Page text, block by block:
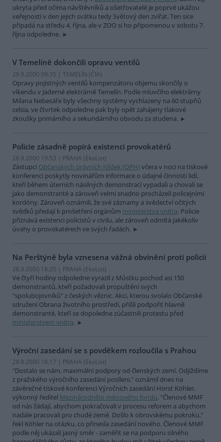
ukryta před očima návštěvníků a ošetřovatelé je poprvé ukážou
veřejnosti v den jejich svátku tedy Světový den zvířat. Ten sice
připadá na středu 4. října, ale v ZOO si ho připomenou v sobotu 7.
října odpoledne.
V Temelíně dokončili opravu ventilů
29.9.2000 09:35 | TEMELÍN (ČIA)
Opravy pojistných ventilů kompenzátoru objemu skončily o
víkendu v Jaderné elektrárně Temelín. Podle mluvčího elektrárny
Milana Nebesáře byly všechny systémy vychlazeny na 60 stupňů
celsia, ve čtvrtek odpoledne pak byly opět zahájeny tlakové
zkoušky primárního a sekundárního obvodu za studena.
Policie zásadně popírá existenci provokatérů
28.9.2000 19:53 | PRAHA (EkoList)
Zástupci Občanských právních hlídek (OPH) včera v noci na tiskové
konferenci poskytly novinářům informace o údajné činnosti lidí,
kteří během úterních násilných demonstrací vypadali a chovali se
jako demonstranté a zároveň velmi snadno procházeli policejními
kordóny. Zároveň oznámili, že své záznamy a svědectví očitých
svědků předají k prošetření orgánům ministerstva vnitra. Policie
přiznává existenci policistů v civilu, ale zároveň odmítá jakékoliv
úvahy o provokatérech ve svých řadách.
Na Perštýně byla vznesena vážná obvinění proti policii
28.9.2000 18:20 | PRAHA (EkoList)
Ve čtyři hodiny odpoledne vyrazil z Můstku pochod asi 150
demonstrantů, kteří požadovali propuštění svých
"spolubojovníků" z českých věznic. Akci, kterou svolalo Občanské
sdružení Obrana životního prostředí, přišli podpořit hlavně
demonstranté, kteří se dopoledne zúčastnili protestu před
ministerstvem vnitra.
Výroční zasedání se s povděkem rozloučila s Prahou
28.9.2000 18:17 | PRAHA (EkoList)
"Dostalo se nám, maximální podpory od členských zemí. Odjíždíme
z pražského výročního zasedání posíleni," oznámil dnes na
závěrečné tiskové konferenci Výročních zasedání Horst Köhler,
výkonný ředitel Mezinárodního měnového fondu. "Členové MMF
od nás žádají, abychom pokračovali v procesu reforem a abychom
nadále pracovali pro chudé země. Došlo k obrovskému pokroku,"
řekl Köhler na otázku, co přinesla zasedání nového. Členové MMF
podle něj ukázali jasný směr - zaměřit se na podporu silného